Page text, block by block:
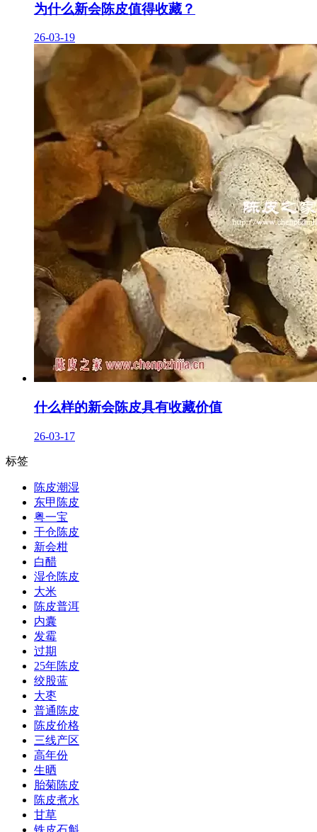
为什么新会陈皮值得收藏？
26-03-19
什么样的新会陈皮具有收藏价值
26-03-17
标签
陈皮潮湿
东甲陈皮
粤一宝
干仓陈皮
新会柑
白醋
湿仓陈皮
大米
陈皮普洱
内囊
发霉
过期
25年陈皮
绞股蓝
大枣
普通陈皮
陈皮价格
三线产区
高年份
生晒
胎菊陈皮
陈皮煮水
甘草
铁皮石斛